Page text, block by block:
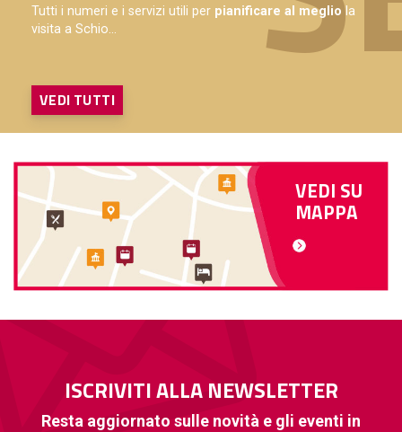
Tutti i numeri e i servizi utili per pianificare al meglio la
visita a Schio...
VEDI TUTTI
VEDI SU
MAPPA
ISCRIVITI ALLA NEWSLETTER
Resta aggiornato sulle novità e gli eventi in